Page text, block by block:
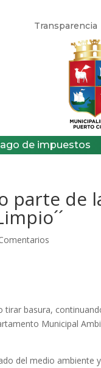
Transparencia
de impuestos
parte de
basura,
Municipal
del medio ambiente